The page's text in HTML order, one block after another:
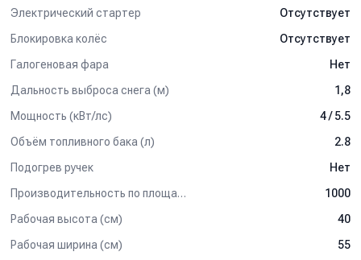
Электрический стартер
Отсутствует
Блокировка колёс
Отсутствует
Галогеновая фара
Нет
Дальность выброса снега (м)
1,8
Мощность (кВт/лс)
4 / 5.5
Объём топливного бака (л)
2.8
Подогрев ручек
Нет
Производительность по площади (м2/ч)
1000
Рабочая высота (см)
40
Рабочая ширина (см)
55